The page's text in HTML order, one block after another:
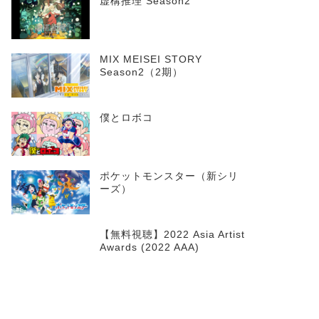
MIX MEISEI STORY
Season2（2期）
僕とロボコ
ポケットモンスター（新シリ
ーズ）
【無料視聴】2022 Asia Artist
Awards (2022 AAA)